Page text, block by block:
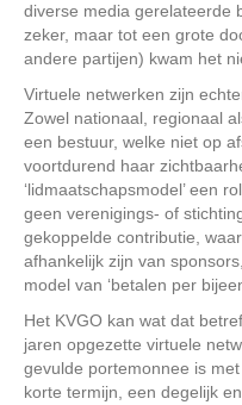
diverse media gerelateerde
zeker, maar tot een grote
andere partijen) kwam het
Virtuele netwerken zijn
Zowel nationaal, regionaal
een bestuur, welke niet op
voortdurend haar
‘lidmaatschapsmodel’ een
geen verenigings- of
gekoppelde contributie,
afhankelijk zijn van
model van ‘betalen per
Het KVGO kan wat dat
jaren opgezette virtuele
gevulde portemonnee is
korte termijn, een degelijk